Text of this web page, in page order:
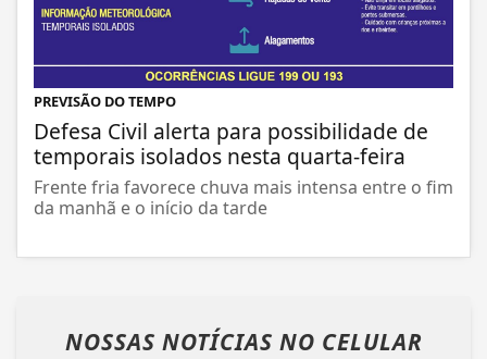
PREVISÃO DO TEMPO
Defesa Civil alerta para possibilidade de
temporais isolados nesta quarta-feira
Frente fria favorece chuva mais intensa entre o fim
da manhã e o início da tarde
NOSSAS NOTÍCIAS NO CELULAR